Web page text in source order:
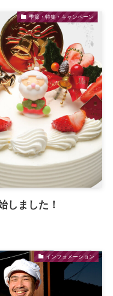
季節・特集・キャンペーン
しました！
インフォメーション